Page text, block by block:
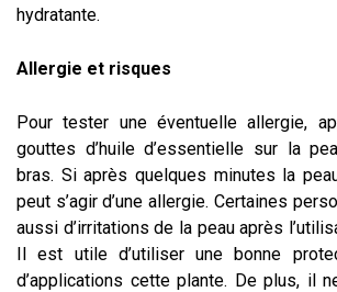
hydratante.
Allergie et risques
Pour tester une éventuelle allergie,
gouttes d’huile d’essentielle sur la
bras. Si après quelques minutes la
peut s’agir d’une allergie. Certaines
aussi d’irritations de la peau après
Il est utile d’utiliser une bonne
d’applications cette plante. De plus, il